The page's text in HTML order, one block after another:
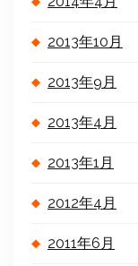
2013年10月
2013年9月
2013年4月
2013年1月
2012年4月
2011年6月